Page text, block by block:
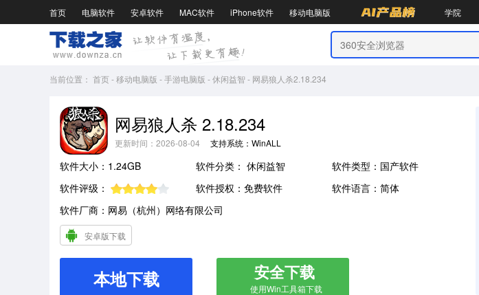
首页 电脑软件 安卓软件 MAC软件 iPhone软件 移动电脑版 学院
当前位置： 首页-移动电脑版 -手游电脑版 -休闲益智 - 网易狼人杀2.18.234
网易狼人杀 2.18.234
更新时间：2026-08-04 支持系统：WinALL
软件大小：1.24GB 软件分类： 休闲益智
软件类型：国产软件
软件评级：
软件授权：免费软件
软件语言：简体
软件厂商：网易（杭州）网络有限公司
安卓版下载
本地下载 安全下载
使用Win工具箱下载